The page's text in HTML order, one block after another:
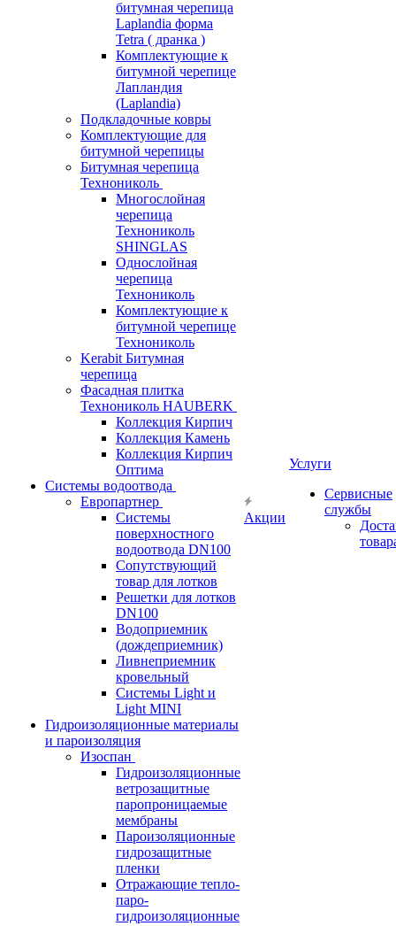
битумная черепица
Laplandia форма
Tetra ( дранка )
Комплектующие к
битумной черепице
Лапландия
(Laplandia)
Подкладочные ковры
Комплектующие для
битумной черепицы
Битумная черепица
Технониколь
Многослойная
черепица
Технониколь
SHINGLAS
Однослойная
черепица
Технониколь
Комплектующие к
битумной черепице
Технониколь
Kerabit Битумная
черепица
Фасадная плитка
Технониколь HAUBERK
Кол​лекция Кирпич
Кол​лекция Камень
Коллекция Кирпич
Оптима
Системы водоотвода
Европартнер
Системы
поверхностного
водоотвода DN100
Сопутствующий
товар для лотков
Решетки для лотков
DN100
Водоприемник
(дождеприемник)
Ливнеприемник
кровельный
Системы Light и
Light MINI
Гидроизоляционные материалы
и пароизоляция
Изоспан
Гидроизоляционные
ветрозащитные
паропроницаемые
мембраны
Пароизоляционные
гидрозащитные
пленки
Отражающие тепло-
паро-
гидроизоляционные
Акции
Услуги
Сервисные
службы